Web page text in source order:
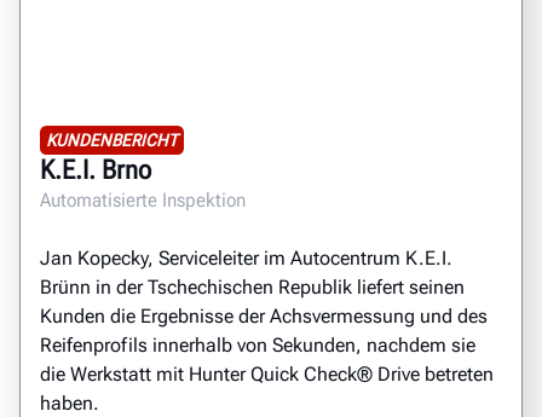
KUNDENBERICHT
K.E.I. Brno
Automatisierte Inspektion
Jan Kopecky, Serviceleiter im Autocentrum K.E.I.
Brünn in der Tschechischen Republik liefert seinen
Kunden die Ergebnisse der Achsvermessung und des
Reifenprofils innerhalb von Sekunden, nachdem sie
die Werkstatt mit Hunter Quick Check® Drive betreten
haben.